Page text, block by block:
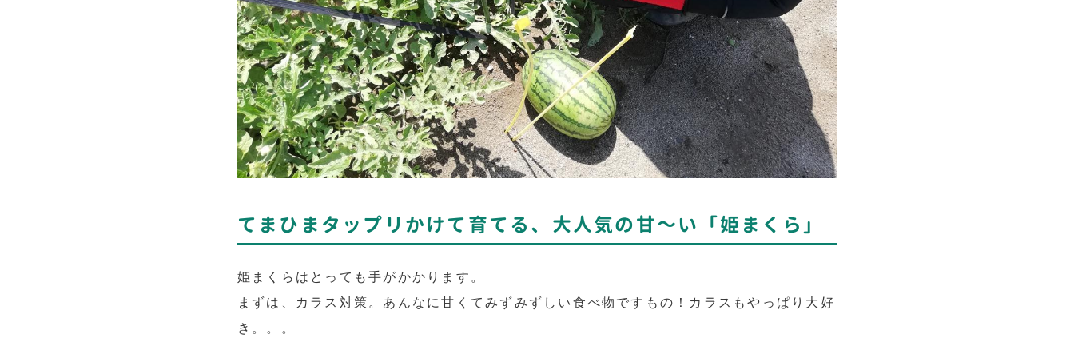
てまひまタップリかけて育てる、大人気の甘～い「姫まくら」
姫まくらはとっても手がかかります。
まずは、カラス対策。あんなに甘くてみずみずしい食べ物ですもの！カラスもやっぱり大好
き。。。